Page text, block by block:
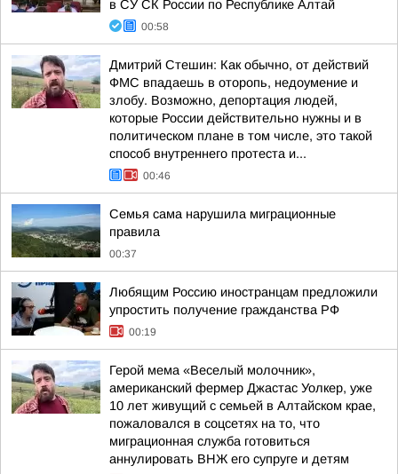
в СУ СК России по Республике Алтай
00:58
Дмитрий Стешин: Как обычно, от действий
ФМС впадаешь в оторопь, недоумение и
злобу. Возможно, депортация людей,
которые России действительно нужны и в
политическом плане в том числе, это такой
способ внутреннего протеста и...
00:46
Семья сама нарушила миграционные
правила
00:37
Любящим Россию иностранцам предложили
упростить получение гражданства РФ
00:19
Герой мема «Веселый молочник»,
американский фермер Джастас Уолкер, уже
10 лет живущий с семьей в Алтайском крае,
пожаловался в соцсетях на то, что
миграционная служба готовиться
аннулировать ВНЖ его супруге и детям